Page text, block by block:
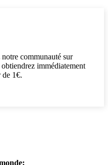
communauté sur
immédiatement
de 1€.